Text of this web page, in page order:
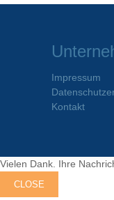
Impressum
Kontakt
Vielen Dank. Ihre
CLOSE